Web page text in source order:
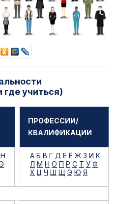
где учиться)
ПРОФЕССИИ/
КВАЛИФИКАЦИИ
Н
А Б В Г Д Е Ё Ж З И К
Л М Н О П Р С Т У Ф
Х Ц Ч Ш Щ Э Ю Я